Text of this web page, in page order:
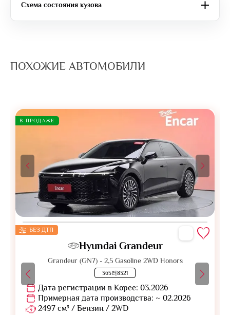
Схема состояния кузова
ПОХОЖИЕ АВТОМОБИЛИ
В ПРОДАЖЕ
БЕЗ ДТП
Hyundai Grandeur
Grandeur (GN7) - 2,5 Gasoline 2WD Honors
365러8321
Дата регистрации в Корее: 03.2026
Примерная дата производства: ~ 02.2026
2497 см³ / Бензин / 2WD